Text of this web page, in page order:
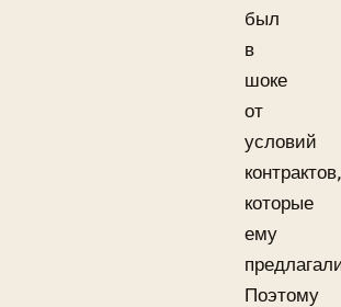
был
в
шоке
от
условий
контрактов,
которые
ему
Поэтому